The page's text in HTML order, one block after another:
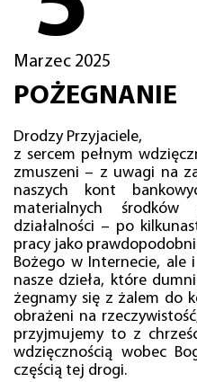
Marzec 2025
POŻEGNANIE
Drodzy Przyjaciele,
z sercem pełnym
zmuszeni – z uwagi na
naszych kont
materialnych
działalności – po
pracy jako
Bożego w Internecie, ale
nasze dzieła, które
żegnamy się z żalem do
obrażeni na
przyjmujemy to z
wdzięcznością wobec
częścią tej drogi.